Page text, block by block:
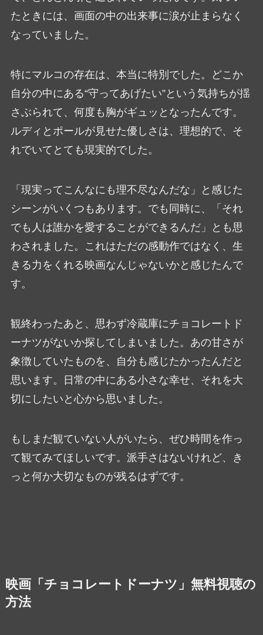
たときには、画面の中の出来事に涙が止まらなく
なっていました。
特にマルコの存在は、本当に特別でした。どこか
自分の中にある“守ってあげたい”という気持ちが揺
さぶられて、何度も胸がギュッとなったんです。
ルディとポールが見せた優しさは、理想的で、そ
れでいてとても現実的でした。
「現実ってこんなにも理不尽なんだな」と感じた
シーンがいくつもあります。でも同時に、「それ
でも人は誰かを愛することができるんだ」とも思
わされました。これはただの感動作ではなく、生
きる力をくれる映画なんじゃないかと感じたんで
す。
観終わったあと、思わず冷蔵庫にチョコレートド
ーナツがないか探してしまいました。あの甘さが
象徴していたものを、自分も感じたかったんだと
思います。日常の中にある小さな幸せ、それを大
切にしたいと心から思いました。
もしまだ観ていない人がいたら、ぜひ時間を作っ
て観てみてほしいです。派手さはないけれど、き
っと何か大切なものが残るはずです。
映画「チョコレートドーナツ」無料視聴の
方法